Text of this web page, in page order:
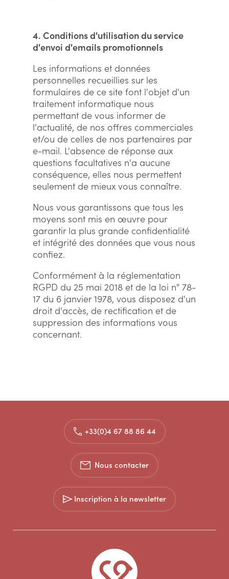
4. Conditions d'utilisation du service
d'envoi d'emails promotionnels
Les informations et données
personnelles recueillies sur les
formulaires de ce site font l'objet d'un
traitement informatique nous
permettant de vous informer de
l'actualité, de nos offres commerciales
et/ou de celles de nos partenaires par
e-mail. L'absence de réponse aux
questions facultatives n'a aucune
conséquence, elles nous permettent
seulement de mieux vous connaître.
Nous vous garantissons que tous les
moyens sont mis en œuvre pour
garantir la plus grande confidentialité
et intégrité des données que vous nous
confiez.
Conformément à la réglementation
RGPD du 25 mai 2018 et de la loi n° 78-
17 du 6 janvier 1978, vous disposez d'un
droit d'accès, de rectification et de
suppression des informations vous
concernant.
+33(0)4 67 88 86 44
Nous contacter
Inscription à la newsletter